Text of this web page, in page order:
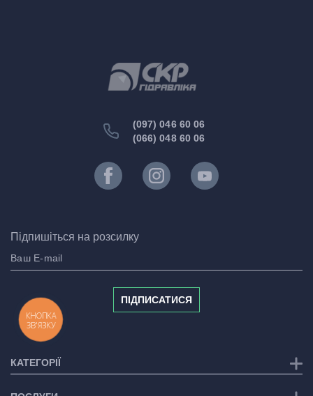
(097) 046 60 06
(066) 048 60 06
Підпишіться на розсилку
ПІДПИСАТИСЯ
КАТЕГОРІЇ
КНОПКА
ЗВ'ЯЗКУ